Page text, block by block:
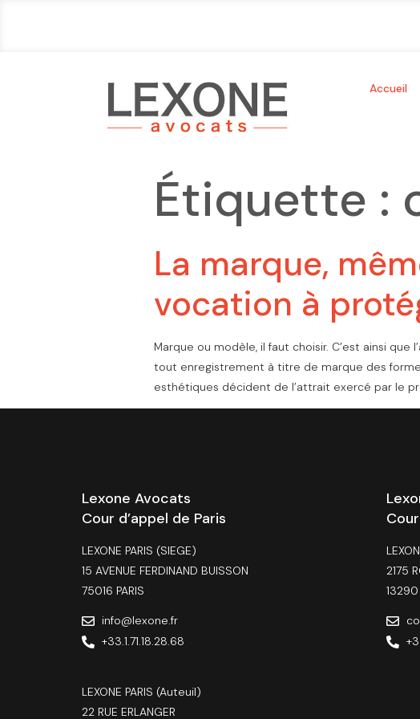
Accueil
Étiquette :
La marque,
vocation à
Marque ou modèle, il faut choisir. C’est ainsi que
tout enregistrement à titre de marque des
esthétiques décident de l’attrait exercé par le
Lexone Avocats
Cour d’appel de Paris
LEXONE PARIS (SIEGE)
15 AVENUE FERDINAND BUISSON
75016 PARIS
info@lexone.fr
+33.1.71.18.28.68
LEXONE PARIS (Auteuil)
22 RUE ERLANGER
2175
13290